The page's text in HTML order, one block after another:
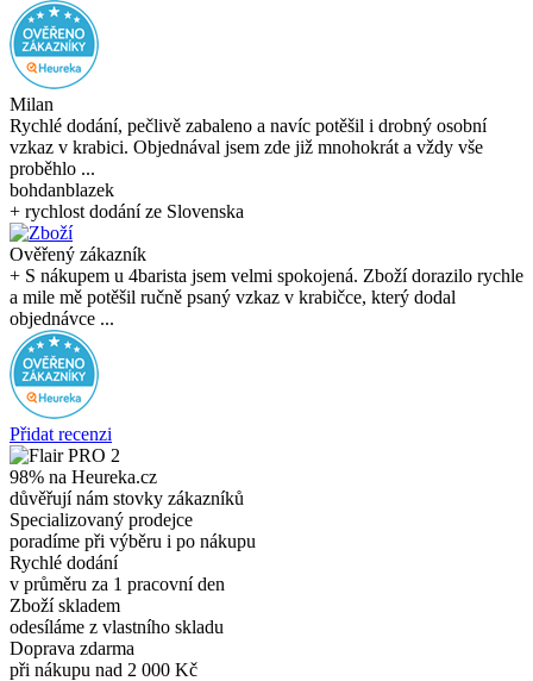
Milan
Rychlé dodání, pečlivě zabaleno a navíc potěšil i drobný osobní
vzkaz v krabici. Objednával jsem zde již mnohokrát a vždy vše
proběhlo ...
bohdanblazek
+ rychlost dodání ze Slovenska
Ověřený zákazník
+ S nákupem u 4barista jsem velmi spokojená. Zboží dorazilo rychle
a mile mě potěšil ručně psaný vzkaz v krabičce, který dodal
objednávce ...
Přidat recenzi
98% na Heureka.cz
důvěřují nám stovky zákazníků
Specializovaný prodejce
poradíme při výběru i po nákupu
Rychlé dodání
v průměru za 1 pracovní den
Zboží skladem
odesíláme z vlastního skladu
Doprava zdarma
při nákupu nad 2 000 Kč